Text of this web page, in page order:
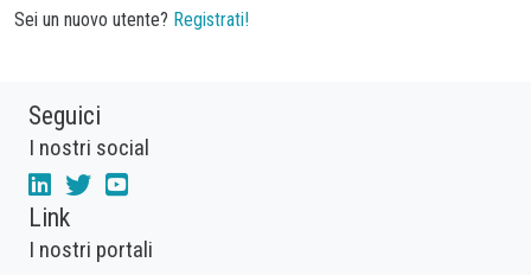
Sei un nuovo utente? Registrati!
Seguici
I nostri social
Link
I nostri portali